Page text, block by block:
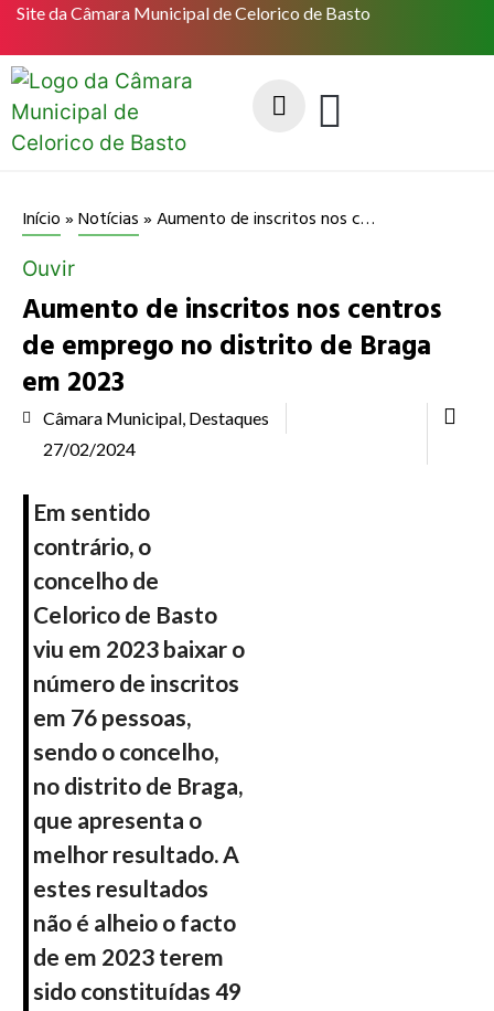
Site da Câmara Municipal de Celorico de Basto
Início»Notícias» Aumento de inscritos nos centros de emprego no distrito de Braga em 2023
Ouvir
Aumento de inscritos nos centros
de emprego no distrito de Braga
em 2023
Câmara Municipal, Destaques
27/02/2024
Em sentido
contrário, o
concelho de
Celorico de Basto
viu em 2023 baixar o
número de inscritos
em 76 pessoas,
sendo o concelho,
no distrito de Braga,
que apresenta o
melhor resultado. A
estes resultados
não é alheio o facto
de em 2023 terem
sido constituídas 49